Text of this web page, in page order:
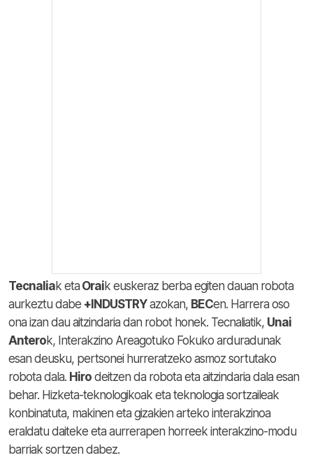
Tecnaliak eta Oraik euskeraz berba egiten dauan robota
aurkeztu dabe +INDUSTRYazokan, BECen. Harrera oso
ona izan dau aitzindaria dan robot honek. Tecnaliatik, Unai
Anterok, Interakzino Areagotuko Fokuko arduradunak
esan deusku, pertsonei hurreratzeko asmoz sortutako
robota dala. Hiro deitzen da robota eta aitzindaria dala esan
behar. Hizketa-teknologikoak eta teknologia sortzaileak
konbinatuta, makinen eta gizakien arteko interakzinoa
eraldatu daiteke eta aurrerapen horreek interakzino-modu
barriak sortzen dabez.